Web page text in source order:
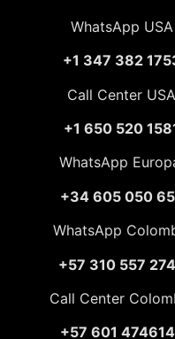
WhatsApp USA
+1 347 382
Call Center USA
+1 650 520
WhatsApp
+34 605 050
WhatsApp
+57 310 557
Call Center
+57 601